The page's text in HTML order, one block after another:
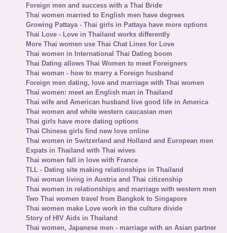
Foreign men and success with a Thai Bride
Thai women married to English men have degrees
Growing Pattaya - Thai girls in Pattaya have more options
Thai Love - Love in Thailand works differently
More Thai women use Thai Chat Lines for Love
Thai women in International Thai Dating boom
Thai Dating allows Thai Women to meet Foreigners
Thai woman - how to marry a Foreign husband
Foreign men dating, love and marriage with Thai women
Thai women: meet an English man in Thailand
Thai wife and American husband live good life in America
Thai women and white western caucasian men
Thai girls have more dating options
Thai Chinese girls find new love online
Thai women in Switzerland and Holland and European men
Expats in Thailand with Thai wives
Thai women fall in love with France
TLL - Dating site making relationships in Thailand
Thai woman living in Austria and Thai citizenship
Thai women in relationships and marriage with western men
Two Thai women travel from Bangkok to Singapore
Thai women make Love work in the culture divide
Story of HIV Aids in Thailand
Thai women, Japanese men - marriage with an Asian partner